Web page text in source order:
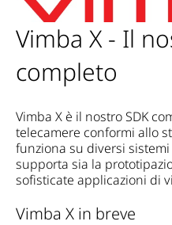
Vimba X - Il
completo
Vimba X è il nostro SDK
telecamere conformi allo
funziona su diversi
supporta sia la
sofisticate applicazioni di
Vimba X in breve